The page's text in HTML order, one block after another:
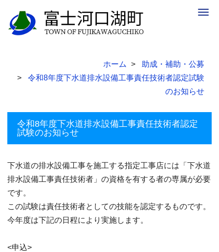
ホーム
助成・補助・公募
令和8年度下水道排水設備工事責任技術者認定試験
のお知らせ
令和8年度下水道排水設備工事責任技術者認定
試験のお知らせ
下水道の排水設備工事を施工する指定工事店には「下水道
排水設備工事責任技術者」の資格を有する者の専属が必要
です。
この試験は責任技術者としての技能を認定するものです。
今年度は下記の日程により実施します。
<申込>